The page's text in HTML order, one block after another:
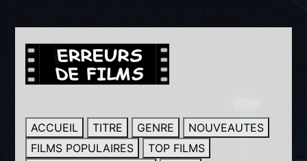
ACCUEIL TITRE GENRE
NOUVEAUTES
FILMS POPULAIRES
TOP FILMS